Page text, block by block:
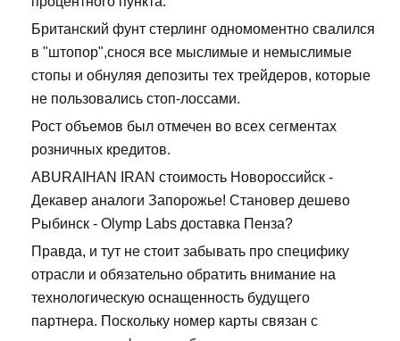
Британский фунт стерлинг одномоментно свалился
в "штопор",снося все мыслимые и немыслимые
стопы и обнуляя депозиты тех трейдеров, которые
не пользовались стоп-лоссами.
Рост объемов был отмечен во всех сегментах
розничных кредитов.
ABURAIHAN IRAN стоимость Новороссийск -
Декавер аналоги Запорожье! Становер дешево
Рыбинск - Olymp Labs доставка Пенза?
Правда, и тут не стоит забывать про специфику
отрасли и обязательно обратить внимание на
технологическую оснащенность будущего
партнера. Поскольку номер карты связан с